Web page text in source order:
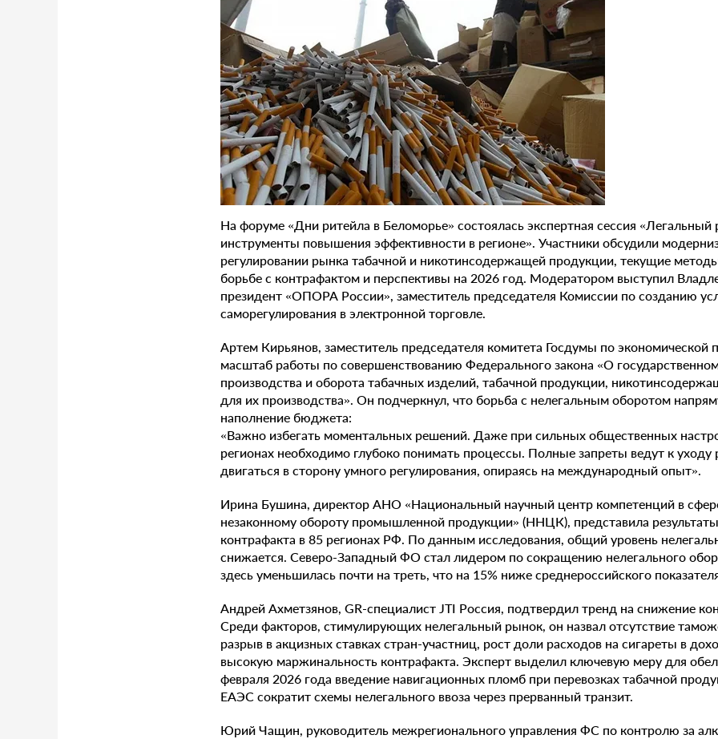
На форуме «Дни ритейла в Беломорье» состоялась экспертная сессия «Легальный
инструменты повышения эффективности в регионе». Участники обсудили
регулировании рынка табачной и никотинсодержащей продукции, текущие
борьбе с контрафактом и перспективы на 2026 год. Модератором выступил
президент «ОПОРА России», заместитель председателя Комиссии по созданию
саморегулирования в электронной торговле.
Артем Кирьянов, заместитель председателя комитета Госдумы по экономической
масштаб работы по совершенствованию Федерального закона «О
производства и оборота табачных изделий, табачной продукции,
для их производства». Он подчеркнул, что борьба с нелегальным оборотом
наполнение бюджета:
«Важно избегать моментальных решений. Даже при сильных общественных
регионах необходимо глубоко понимать процессы. Полные запреты ведут к
двигаться в сторону умного регулирования, опираясь на международный опыт».
Ирина Бушина, директор АНО «Национальный научный центр компетенций в
незаконному обороту промышленной продукции» (ННЦК), представила
контрафакта в 85 регионах РФ. По данным исследования, общий уровень
снижается. Северо-Западный ФО стал лидером по сокращению нелегального
здесь уменьшилась почти на треть, что на 15% ниже среднероссийского
Андрей Ахметзянов, GR-специалист JTI Россия, подтвердил тренд на снижение
Среди факторов, стимулирующих нелегальный рынок, он назвал отсутствие
разрыв в акцизных ставках стран-участниц, рост доли расходов на сигареты в
высокую маржинальность контрафакта. Эксперт выделил ключевую меру для
февраля 2026 года введение навигационных пломб при перевозках табачной
ЕАЭС сократит схемы нелегального ввоза через прерванный транзит.
Юрий Чащин, руководитель межрегионального управления ФС по контролю за